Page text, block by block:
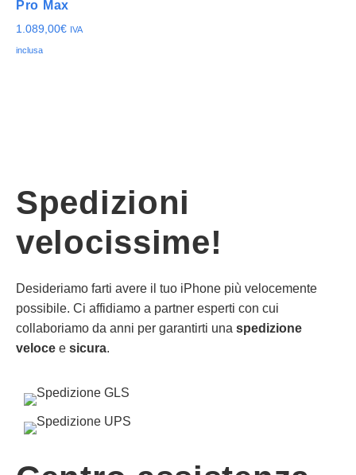
Pro Max
1.089,00€ IVA
inclusa
Spedizioni
velocissime!
Desideriamo farti avere il tuo iPhone più velocemente
possibile. Ci affidiamo a partner esperti con cui
collaboriamo da anni per garantirti una spedizione
veloce e sicura.